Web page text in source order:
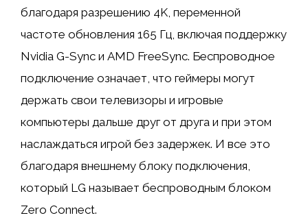
благодаря разрешению 4K, переменной
частоте обновления 165 Гц, включая поддержку
Nvidia G-Sync и AMD FreeSync. Беспроводное
подключение означает, что геймеры могут
держать свои телевизоры и игровые
компьютеры дальше друг от друга и при этом
наслаждаться игрой без задержек. И все это
благодаря внешнему блоку подключения,
который LG называет беспроводным блоком
Zero Connect.